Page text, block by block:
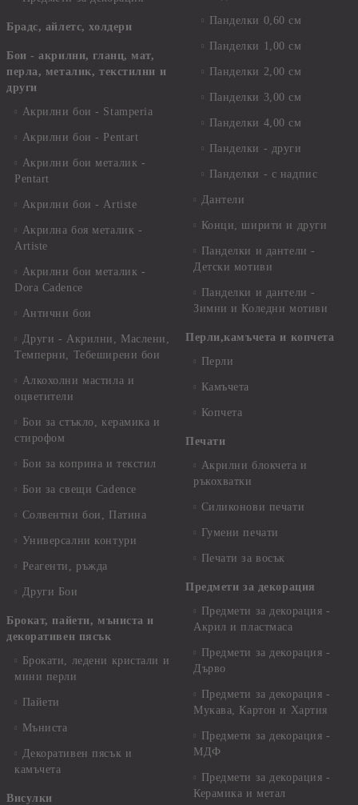
Брадс, айлетс, холдери
Бои - акрилни, гланц, мат,
перла, металик, текстилни и
други
Акрилни бои - Stamperia
Акрилни бои - Pentart
Акрилни бои металик -
Pentart
Акрилни бои - Artiste
Акрилна боя металик -
Artiste
Акрилни бои металик -
Dora Cadence
Антични бои
Други - Акрилни, Маслени,
Темперни, Тебеширени бои
Алкохолни мастила и
оцветители
Бои за стъкло, керамика и
стирофом
Бои за коприна и текстил
Бои за свещи Cadence
Солвентни бои, Патина
Универсални контури
Реагенти, ръжда
Други Бои
Брокат, пайети, мъниста и
декоративен пясък
Брокати, ледени кристали и
мини перли
Пайети
Мъниста
Декоративен пясък и
камъчета
Висулки
Панделки 0,60 см
Панделки 1,00 см
Панделки 2,00 см
Панделки 3,00 см
Панделки 4,00 см
Панделки - други
Панделки - с надпис
Дантели
Конци, ширити и други
Панделки и дантели -
Детски мотиви
Панделки и дантели -
Зимни и Коледни мотиви
Перли,камъчета и копчета
Перли
Камъчета
Копчета
Печати
Акрилни блокчета и
ръкохватки
Силиконови печати
Гумени печати
Печати за восък
Предмети за декорация
Предмети за декорация -
Акрил и пластмаса
Предмети за декорация -
Дърво
Предмети за декорация -
Мукава, Картон и Хартия
Предмети за декорация -
МДФ
Предмети за декорация -
Керамика и метал